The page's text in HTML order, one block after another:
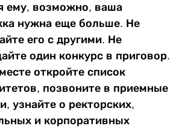
ему, возможно, ваша
нужна еще больше. Не
его с другими. Не
один конкурс в приговор.
откройте список
позвоните в приемные
узнайте о ректорских,
и корпоративных